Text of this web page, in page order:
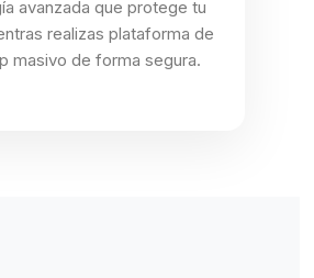
avanzada que protege tu
realizas plataforma de
masivo de forma segura.